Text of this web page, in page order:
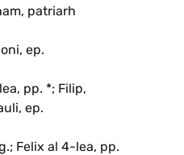
patriarh
ep.
pp. *; Filip,
ep.
Felix al 4-lea, pp.